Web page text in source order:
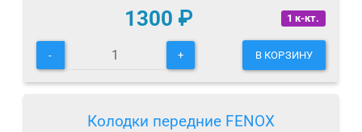
1 к-кт.
1300 ₽
- + В КОРЗИНУ
Колодки передние FENOX